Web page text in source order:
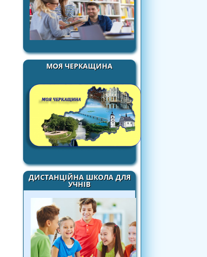
МОЯ ЧЕРКАЩИНА
ДИСТАНЦІЙНА ШКОЛА ДЛЯ
УЧНІВ